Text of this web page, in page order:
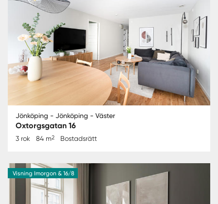
Jönköping - Jönköping - Väster
Oxtorgsgatan 16
3 rok 84 m2 Bostadsrätt
Visning Imorgon & 16/8